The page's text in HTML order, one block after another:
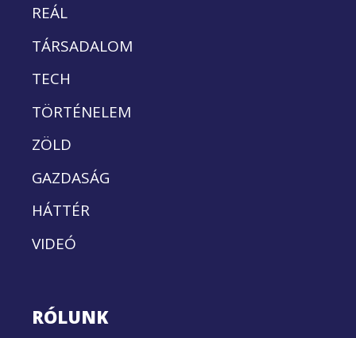
REÁL
TÁRSADALOM
TECH
TÖRTÉNELEM
ZÖLD
GAZDASÁG
HÁTTÉR
VIDEÓ
RÓLUNK